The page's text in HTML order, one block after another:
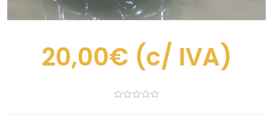
20,00€ (c/ IVA)